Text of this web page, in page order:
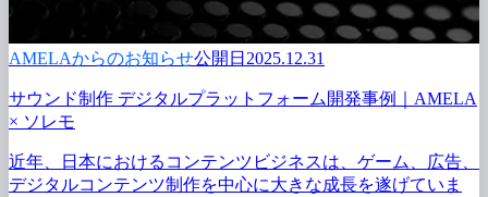
AMELAからのお知らせ公開日2025.12.31
サウンド制作 デジタルプラットフォーム開発事例｜AMELA
× ソレモ
近年、 日本における コンテンツビジネスは、 ゲーム、
広告、
デジタルコンテンツ制作を中心に大きな成長を遂げていま